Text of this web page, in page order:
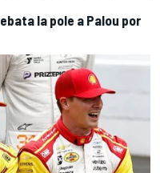
la pole a Palou por